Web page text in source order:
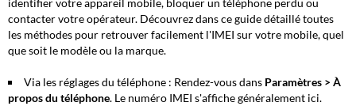
identifier votre appareil mobile, bloquer un téléphone perdu ou
contacter votre opérateur. Découvrez dans ce guide détaillé toutes
les méthodes pour retrouver facilement l'IMEI sur votre mobile, quel
que soit le modèle ou la marque.
Via les réglages du téléphone : Rendez-vous dans Paramètres > À
propos du téléphone. Le numéro IMEI s'affiche généralement ici.